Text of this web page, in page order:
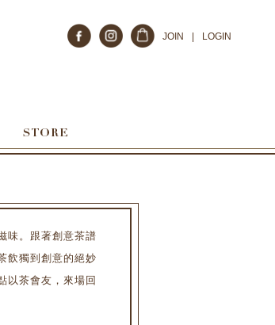
LOGIN
JOIN
味。跟著創意茶譜
飲獨到創意的絕妙
以茶會友，來場回